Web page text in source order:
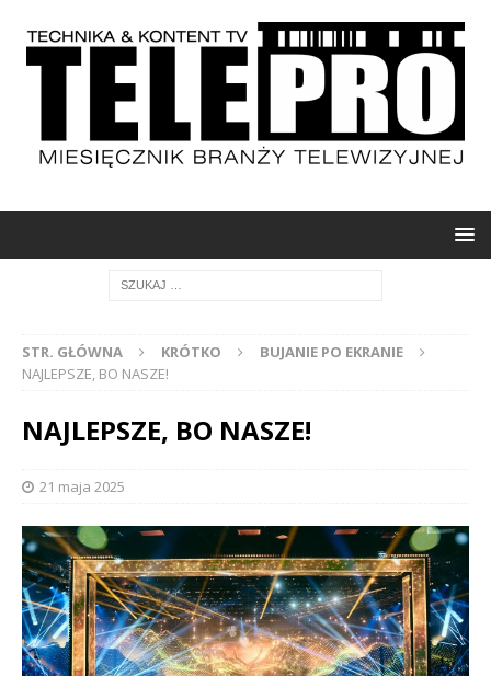
STR. GŁÓWNA KRÓTKO
BUJANIE PO EKRANIE
NAJLEPSZE, BO NASZE!
NAJLEPSZE, BO NASZE!
21 maja 2025